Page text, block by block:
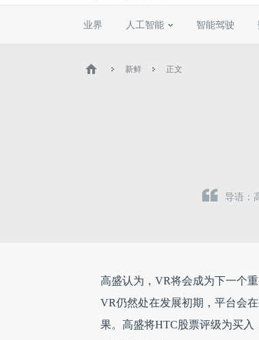
业界 人工智能 智能驾驶
新鲜 正文
导语：
高盛认为，VR将会成为下一个
VR仍然处在发展初期，平台会
果。高盛将HTC股票评级为买入